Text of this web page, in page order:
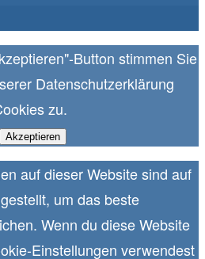
Button stimmen Sie
Datenschutzerklärung
zu.
Akzeptieren
auf dieser Website sind auf
um das beste
Wenn du diese Website
Einstellungen verwendest